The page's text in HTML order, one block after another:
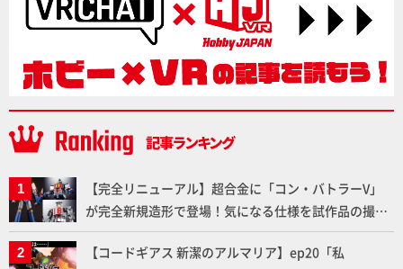
【完全リニューアル】超合金に「コン・バトラーV」
が完全新規造形で登場！気になる仕様を試作品の撮り
下ろしでご紹介!!さらに「大鉄人17」＆「ワンエイ
ト」セット情報もお届け！【超合金の魂】
【コードギアス 新潔のアルマリア】ep20「私